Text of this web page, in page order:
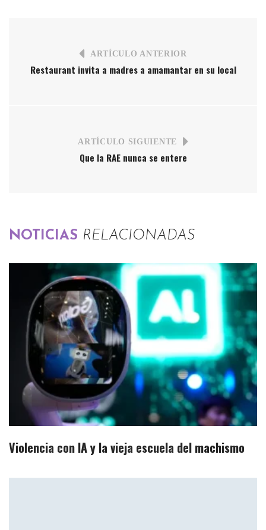
ARTÍCULO ANTERIOR
Restaurant invita a madres a amamantar en su local
ARTÍCULO SIGUIENTE
Que la RAE nunca se entere
NOTICIAS RELACIONADAS
Violencia con IA y la vieja escuela del machismo